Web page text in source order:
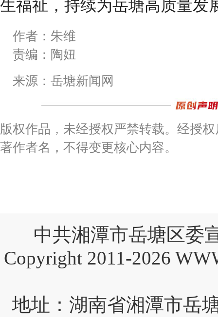
生福祉，持续为岳塘高质量发
作者：朱维
责编：陶妞
来源：岳塘新闻网
版权作品，未经授权严禁转载。经授
著作者名，不得变更核心内容。
中共湘潭市岳塘区委
Copyright 2011-2026